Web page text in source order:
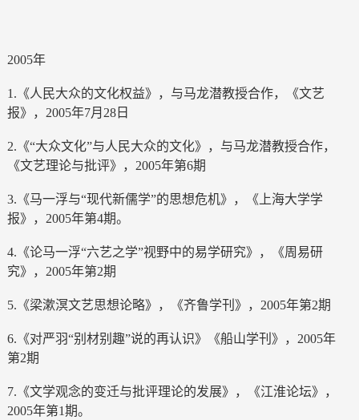
2005年
1.《人民大众的文化权益》，与马龙潜教授合作，《文艺
报》，2005年7月28日
2.《“大众文化”与人民大众的文化》，与马龙潜教授合作，
《文艺理论与批评》，2005年第6期
3.《马一浮与“现代新儒学”的思想危机》，《上海大学学
报》，2005年第4期。
4.《论马一浮“六艺之学”视野中的易学研究》，《周易研
究》，2005年第2期
5.《梁漱溟文艺思想论略》，《齐鲁学刊》，2005年第2期
6.《对严羽“别材别趣”说的再认识》《船山学刊》，2005年
第2期
7.《文学观念的变迁与批评理论的发展》，《江淮论坛》，
2005年第1期。